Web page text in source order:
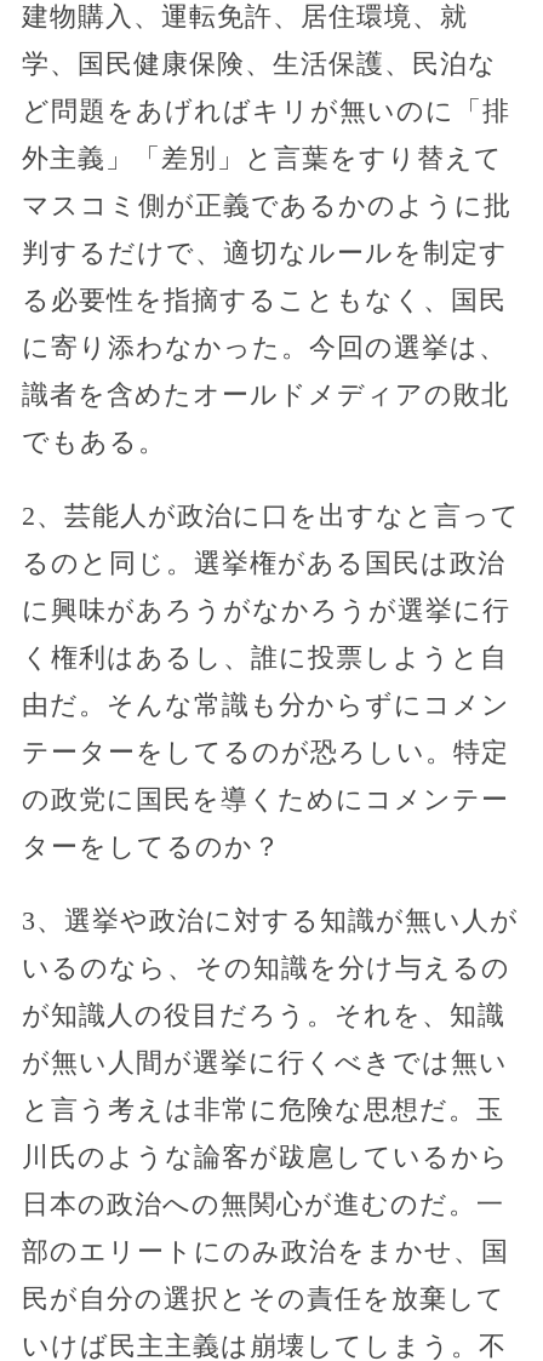
建物購入、運転免許、居住環境、就
学、国民健康保険、生活保護、民泊な
ど問題をあげればキリが無いのに「排
外主義」「差別」と言葉をすり替えて
マスコミ側が正義であるかのように批
判するだけで、適切なルールを制定す
る必要性を指摘することもなく、国民
に寄り添わなかった。今回の選挙は、
識者を含めたオールドメディアの敗北
でもある。
2、芸能人が政治に口を出すなと言って
るのと同じ。選挙権がある国民は政治
に興味があろうがなかろうが選挙に行
く権利はあるし、誰に投票しようと自
由だ。そんな常識も分からずにコメン
テーターをしてるのが恐ろしい。特定
の政党に国民を導くためにコメンテー
ターをしてるのか？
3、選挙や政治に対する知識が無い人が
いるのなら、その知識を分け与えるの
が知識人の役目だろう。それを、知識
が無い人間が選挙に行くべきでは無い
と言う考えは非常に危険な思想だ。玉
川氏のような論客が跋扈しているから
日本の政治への無関心が進むのだ。一
部のエリートにのみ政治をまかせ、国
民が自分の選択とその責任を放棄して
いけば民主主義は崩壊してしまう。不